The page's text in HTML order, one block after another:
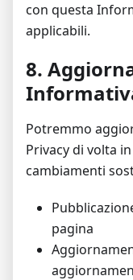
con questa
applicabili.
8.
Potremmo
Privacy di volta
cambiamenti
pagina